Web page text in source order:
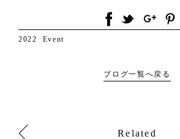
2022 Event
ブログ一覧へ戻る
Related